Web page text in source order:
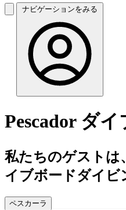
ナビゲーションをみる
Pescador ダ
私たちのゲストは
イブボードダイビ
ペスカーラ